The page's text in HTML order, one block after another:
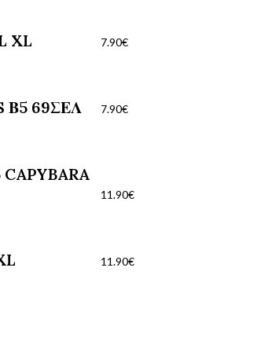
XL 7.90€
Β5 69ΣΕΛ 7.90€
11.90€
11.90€